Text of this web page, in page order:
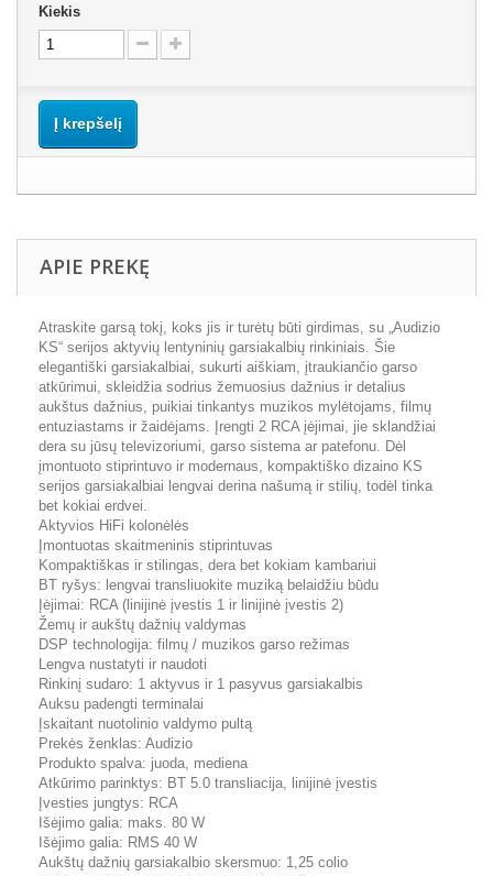
Kiekis
Į krepšelį
APIE PREKĘ
Atraskite garsą tokį, koks jis ir turėtų būti girdimas, su „Audizio
KS“ serijos aktyvių lentyninių garsiakalbių rinkiniais. Šie
elegantiški garsiakalbiai, sukurti aiškiam, įtraukiančio garso
atkūrimui, skleidžia sodrius žemuosius dažnius ir detalius
aukštus dažnius, puikiai tinkantys muzikos mylėtojams, filmų
entuziastams ir žaidėjams. Įrengti 2 RCA įėjimai, jie sklandžiai
dera su jūsų televizoriumi, garso sistema ar patefonu. Dėl
įmontuoto stiprintuvo ir modernaus, kompaktiško dizaino KS
serijos garsiakalbiai lengvai derina našumą ir stilių, todėl tinka
bet kokiai erdvei.
Aktyvios HiFi kolonėlės
Įmontuotas skaitmeninis stiprintuvas
Kompaktiškas ir stilingas, dera bet kokiam kambariui
BT ryšys: lengvai transliuokite muziką belaidžiu būdu
Įėjimai: RCA (linijinė įvestis 1 ir linijinė įvestis 2)
Žemų ir aukštų dažnių valdymas
DSP technologija: filmų / muzikos garso režimas
Lengva nustatyti ir naudoti
Rinkinį sudaro: 1 aktyvus ir 1 pasyvus garsiakalbis
Auksu padengti terminalai
Įskaitant nuotolinio valdymo pultą
Prekės ženklas: Audizio
Produkto spalva: juoda, mediena
Atkūrimo parinktys: BT 5.0 transliacija, linijinė įvestis
Įvesties jungtys: RCA
Išėjimo galia: maks. 80 W
Išėjimo galia: RMS 40 W
Aukštų dažnių garsiakalbio skersmuo: 1,25 colio